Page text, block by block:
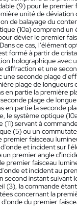
(9) pour le premier
unité de déviation
de balayage du
(10a) comprend
dévier le premier
ce cas, l'élément
formé à partir de
holographique avec
diffraction et une
une seconde plage
plage de longueurs
en partie la première
plage de
en partie la seconde
le système optique
(11) servant à
(5) ou un
premier faisceau
et incident sur
premier angle
premier faisceau
et incident au
second instant suivant
(3), la commande
concernant la
du premier